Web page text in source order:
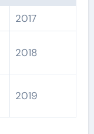
2017
2018
2019